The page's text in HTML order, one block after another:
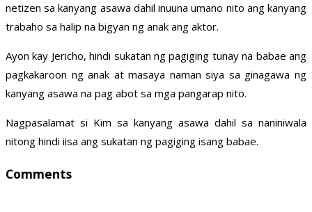
netizen sa kanyang asawa dahil inuuna umano nito ang kanyang
trabaho sa halip na bigyan ng anak ang aktor.
Ayon kay Jericho, hindi sukatan ng pagiging tunay na babae ang
pagkakaroon ng anak at masaya naman siya sa ginagawa ng
kanyang asawa na pag abot sa mga pangarap nito.
Nagpasalamat si Kim sa kanyang asawa dahil sa naniniwala
nitong hindi iisa ang sukatan ng pagiging isang babae.
Comments